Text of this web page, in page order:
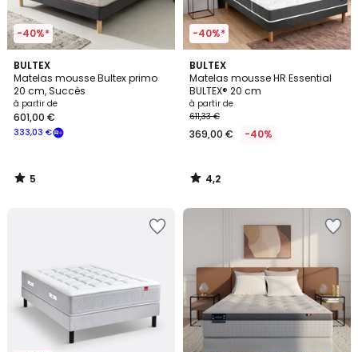
-40%*
BULTEX
Matelas mousse Bultex primo
20 cm, Succès
à partir de
333,03 €
601,00 €
5
/
5
5
/
-40%*
BULTEX
Matelas mousse HR Essential
BULTEX® 20 cm
à partir de
611,33 €
369,00 € -40%
4,2
/ 5
4,2
/